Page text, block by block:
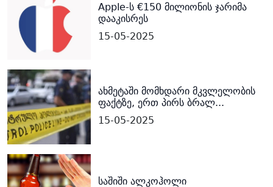
Apple-ს €150 მილიონის ჯარიმა
დააკისრეს
15-05-2025
ახმეტაში მომხდარი მკვლელობის
ფაქტზე, ერთ პირს ბრალ...
15-05-2025
საშიში ალკოჰოლი